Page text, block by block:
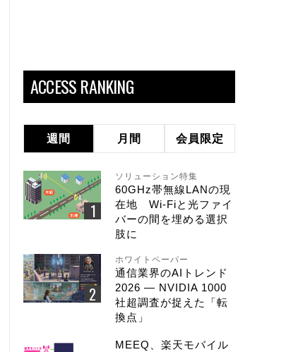
ACCESS RANKING
週間 月間 会員限定
ソリューション特集
60GHz帯無線LANの現
在地 Wi-Fiと光ファイ
バーの間を埋める選択
肢に
ホワイトペーパー
通信業界のAIトレンド
2026 ― NVIDIA 1000
社超調査が捉えた「転
換点」
MEEQ、楽天モバイル